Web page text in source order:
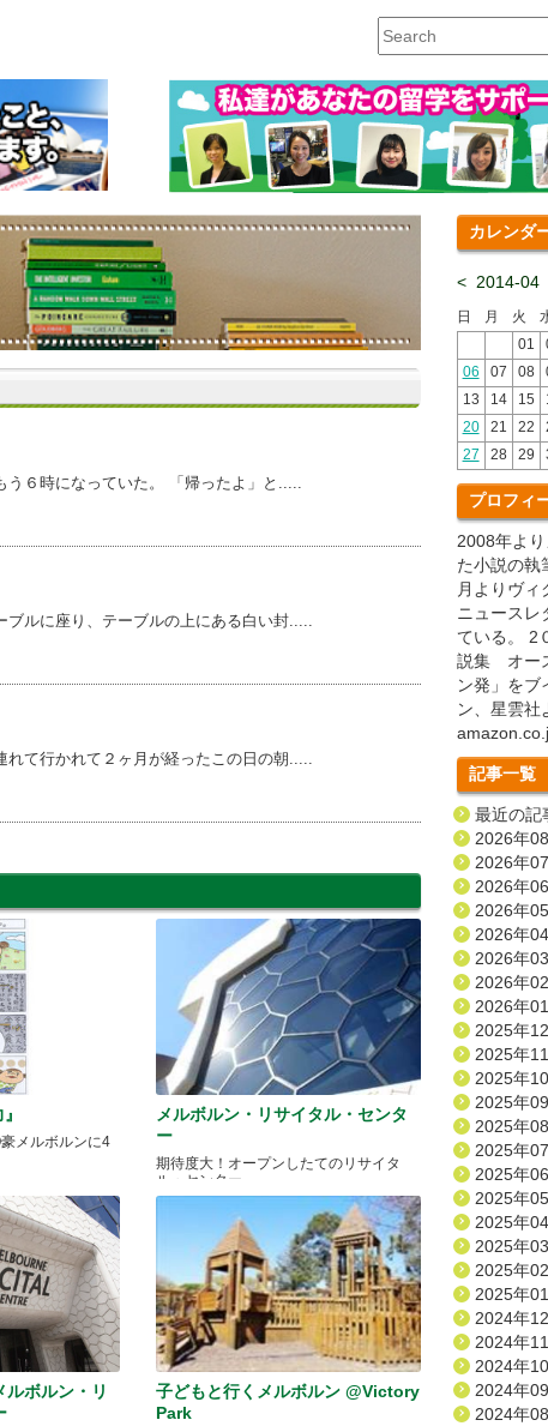
６時になっていた。 「帰ったよ」と.....
ルに座り、テーブルの上にある白い封.....
れて行かれて２ヶ月が経ったこの日の朝.....
メルボルンに4
メルボルン・リサイタル・センタ
ー
期待度大！オープンしたてのリサイタ
ル・センター。
ルボルン・リ
子どもと行くメルボルン @Victory
Park
カレンダ
< 2014-04
日 月 火
01
06
07 08
13
14 15
20
21 22
27
28 29
プロフィ
2008年よ
た小説の執
月よりヴィ
ニュースレ
ている。 2
説集 オー
ン発」をブ
ン、星雲社
記事一覧
最近の記
2026年
2026年
2026年
2026年
2026年
2026年
2026年
2026年
2025年
2025年
2025年
2025年
2025年
2025年
2025年
2025年
2025年
2025年
2025年
2025年
2024年
2024年
2024年
2024年
2024年